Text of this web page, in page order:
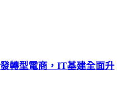
轉型電商，IT基建全面升